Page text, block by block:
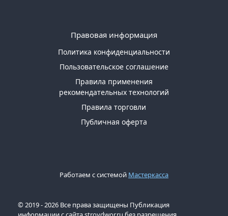
Правовая информация
Политика конфиденциальности
Пользовательское соглашение
Правила применения
рекомендательных технологий
Правила торговли
Публичная оферта
Работаем с системой Мастеркасса
© 2019 - 2026 Все права защищены Публикация